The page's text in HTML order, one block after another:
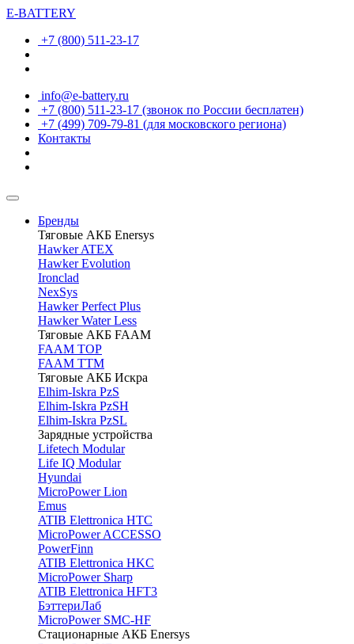
E-BATTERY
+7 (800) 511-23-17
info@e-battery.ru
+7 (800) 511-23-17 (звонок по России бесплатен)
+7 (499) 709-79-81 (для московского региона)
Контакты
Бренды
Тяговые АКБ Enersys
Hawker ATEX
Hawker Evolution
Ironclad
NexSys
Hawker Perfect Plus
Hawker Water Less
Тяговые АКБ FAAM
FAAM TOP
FAAM TTM
Тяговые АКБ Искра
Elhim-Iskra PzS
Elhim-Iskra PzSH
Elhim-Iskra PzSL
Зарядные устройства
Lifetech Modular
Life IQ Modular
Hyundai
MicroPower Lion
Emus
ATIB Elettronica HTC
MicroPower ACCESSO
PowerFinn
ATIB Elettronica HKC
MicroPower Sharp
ATIB Elettronica HFT3
БэттериЛаб
MicroPower SMC-HF
Стационарные АКБ Enersys